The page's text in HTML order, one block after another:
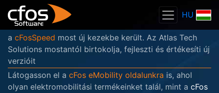
HU
a cFosSpeed most új kezekbe került. Az Atlas Tech
Solutions mostantól birtokolja, fejleszti és értékesíti új
verzióit
Látogasson el a cFos eMobility oldalunkra is, ahol
olyan elektromobilitási termékeinket talál, mint a cFos